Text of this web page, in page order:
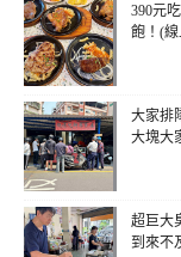
390元
飽！(線
大家排
大塊大
超巨大
到來不